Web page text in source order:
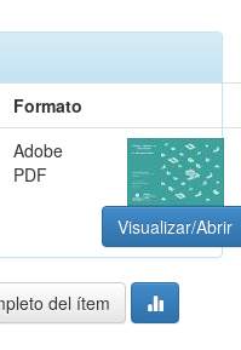
Formato
Adobe
PDF
Visualizar/Abrir
del ítem